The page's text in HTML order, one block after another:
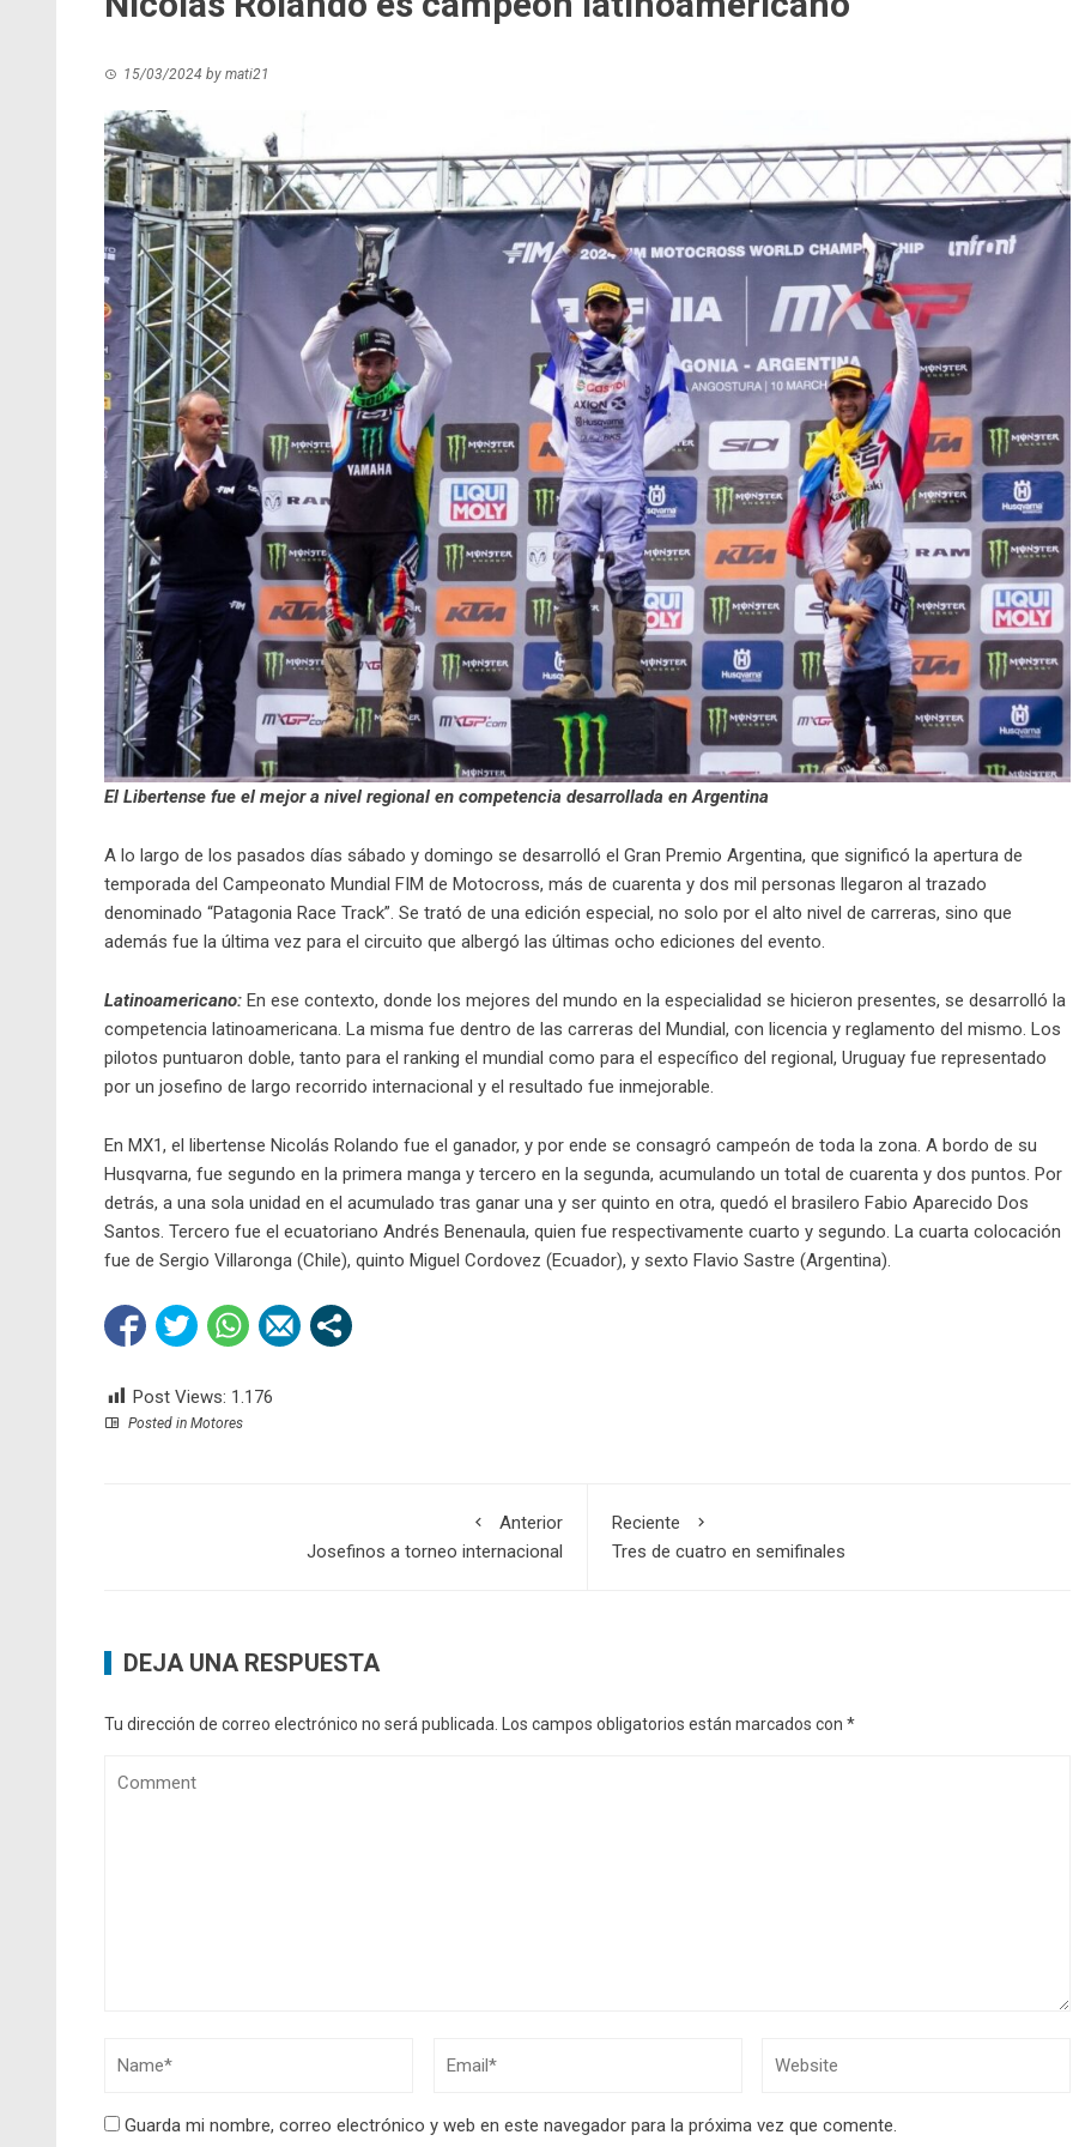
15/03/2024 by mati21
El Libertense fue el mejor a nivel regional en competencia desarrollada en Argentina
A lo largo de los pasados días sábado y domingo se desarrolló el Gran Premio Argentina, que significó la apertura de
temporada del Campeonato Mundial FIM de Motocross, más de cuarenta y dos mil personas llegaron al trazado
denominado “Patagonia Race Track”. Se trató de una edición especial, no solo por el alto nivel de carreras, sino que
además fue la última vez para el circuito que albergó las últimas ocho ediciones del evento.
Latinoamericano: En ese contexto, donde los mejores del mundo en la especialidad se hicieron presentes, se desarrolló la
competencia latinoamericana. La misma fue dentro de las carreras del Mundial, con licencia y reglamento del mismo. Los
pilotos puntuaron doble, tanto para el ranking el mundial como para el específico del regional, Uruguay fue representado
por un josefino de largo recorrido internacional y el resultado fue inmejorable.
En MX1, el libertense Nicolás Rolando fue el ganador, y por ende se consagró campeón de toda la zona. A bordo de su
Husqvarna, fue segundo en la primera manga y tercero en la segunda, acumulando un total de cuarenta y dos puntos. Por
detrás, a una sola unidad en el acumulado tras ganar una y ser quinto en otra, quedó el brasilero Fabio Aparecido Dos
Santos. Tercero fue el ecuatoriano Andrés Benenaula, quien fue respectivamente cuarto y segundo. La cuarta colocación
fue de Sergio Villaronga (Chile), quinto Miguel Cordovez (Ecuador), y sexto Flavio Sastre (Argentina).
Post Views: 1.176
Posted in Motores
Anterior
Josefinos a torneo internacional
Reciente
Tres de cuatro en semifinales
DEJA UNA RESPUESTA
Tu dirección de correo electrónico no será publicada. Los campos obligatorios están marcados con *
Guarda mi nombre, correo electrónico y web en este navegador para la próxima vez que comente.